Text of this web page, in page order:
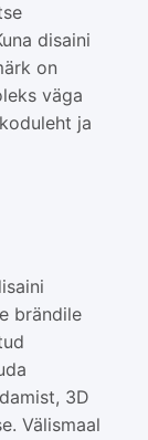
disaini
on
väga
ja
brändile
3D
Välismaal